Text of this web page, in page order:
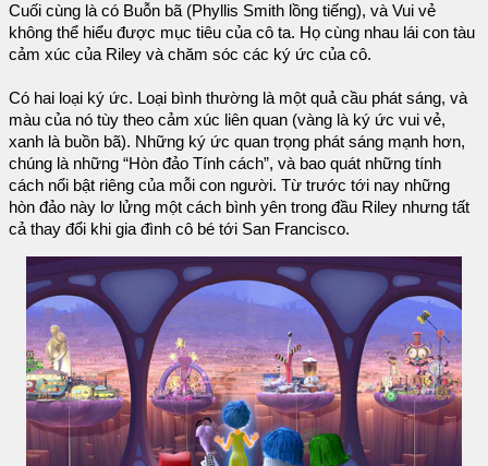
Cuối cùng là có Buỗn bã (Phyllis Smith lồng tiếng), và Vui vẻ
không thể hiểu được mục tiêu của cô ta. Họ cùng nhau lái con tàu
cảm xúc của Riley và chăm sóc các ký ức của cô.
Có hai loại ký ức. Loại bình thường là một quả cầu phát sáng, và
màu của nó tùy theo cảm xúc liên quan (vàng là ký ức vui vẻ,
xanh là buồn bã). Những ký ức quan trọng phát sáng mạnh hơn,
chúng là những “Hòn đảo Tính cách”, và bao quát những tính
cách nổi bật riêng của mỗi con người. Từ trước tới nay những
hòn đảo này lơ lửng một cách bình yên trong đầu Riley nhưng tất
cả thay đổi khi gia đình cô bé tới San Francisco.